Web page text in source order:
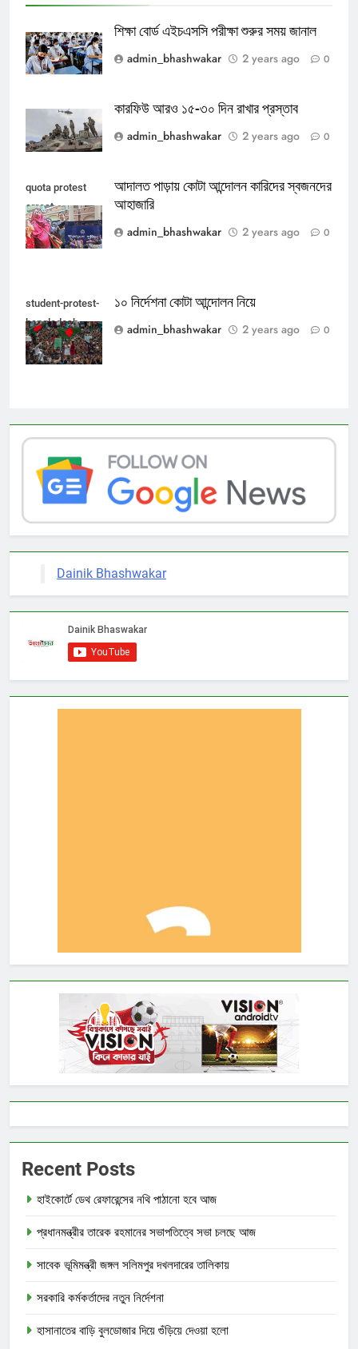
শিক্ষা বোর্ড এইচএসসি পরীক্ষা শুরুর সময় জানাল
admin_bhashwakar
2 years ago 0
কারফিউ আরও ১৫-৩০ দিন রাখার প্রস্তাব
admin_bhashwakar
2 years ago 0
quota protest
arrest
আদালত পাড়ায় কোটা আন্দোলন কারিদের স্বজনদের
আহাজারি
admin_bhashwakar
2 years ago 0
student-protest-
bangladesh
১০ নির্দেশনা কোটা আন্দোলন নিয়ে
admin_bhashwakar
2 years ago 0
Dainik Bhashwakar
Recent Posts
হাইকোর্টে ডেথ রেফারেন্সের নথি পাঠানো হবে আজ
প্রধানমন্ত্রীর তারেক রহমানের সভাপতিত্বে সভা চলছে আজ
সাবেক ভূমিমন্ত্রী জঙ্গল সলিমপুর দখলদারের তালিকায়
সরকারি কর্মকর্তাদের নতুন নির্দেশনা
হাসানাতের বাড়ি বুলডোজার দিয়ে গুঁড়িয়ে দেওয়া হলো